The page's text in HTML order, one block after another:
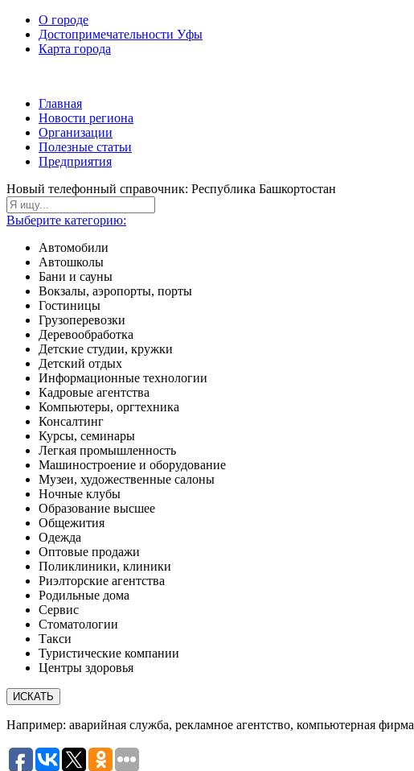
О городе
Достопримечательности Уфы
Карта города
Главная
Новости региона
Организации
Полезные статьи
Предприятия
Новый телефонный справочник: Республика Башкортостан
Выберите категорию:
Автомобили
Автошколы
Бани и сауны
Вокзалы, аэропорты, порты
Гостиницы
Грузоперевозки
Деревообработка
Детские студии, кружки
Детский отдых
Информационные технологии
Кадровые агентства
Компьютеры, оргтехника
Консалтинг
Курсы, семинары
Легкая промышленность
Машиностроение и оборудование
Музеи, художественные салоны
Ночные клубы
Образование высшее
Общежития
Одежда
Оптовые продажи
Поликлиники, клиники
Риэлторские агентства
Родильные дома
Сервис
Стоматологии
Такси
Туристические компании
Центры здоровья
Например: аварийная служба, рекламное агентство, компьютерная фирма